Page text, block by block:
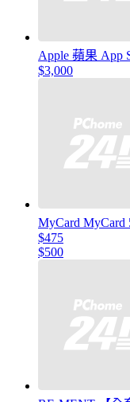
Apple 蘋果 App
$3,000
MyCard
$475
$500